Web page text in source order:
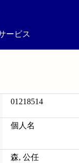
ービス
01218514
個人名
森, 公任